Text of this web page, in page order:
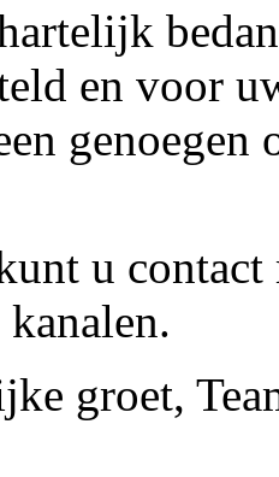
en voor
u contact
groet,